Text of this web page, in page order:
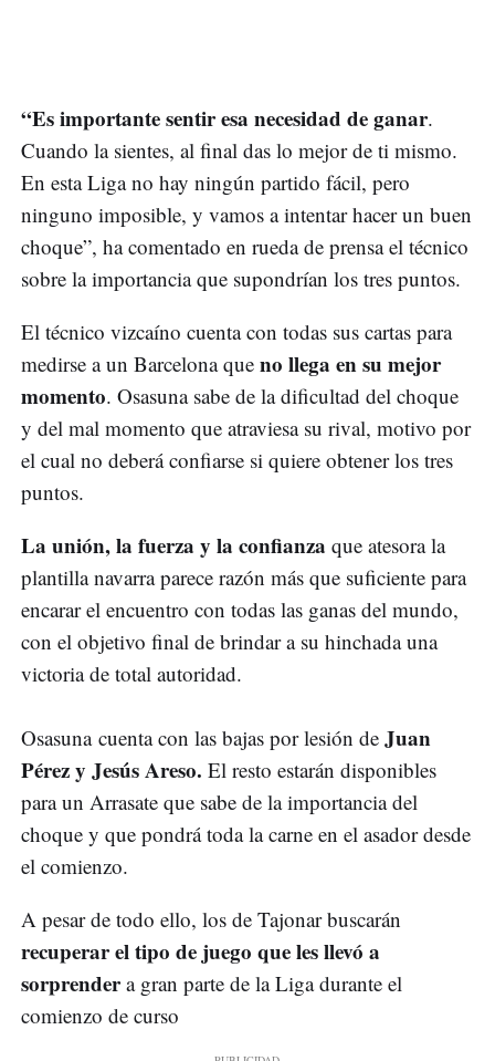
“Es importante sentir esa necesidad de ganar.
Cuando la sientes, al final das lo mejor de ti mismo.
En esta Liga no hay ningún partido fácil, pero
ninguno imposible, y vamos a intentar hacer un buen
choque”, ha comentado en rueda de prensa el técnico
sobre la importancia que supondrían los tres puntos.
El técnico vizcaíno cuenta con todas sus cartas para
medirse a un Barcelona que no llega en su mejor
momento. Osasuna sabe de la dificultad del choque
y del mal momento que atraviesa su rival, motivo por
el cual no deberá confiarse si quiere obtener los tres
puntos.
La unión, la fuerza y la confianza que atesora la
plantilla navarra parece razón más que suficiente para
encarar el encuentro con todas las ganas del mundo,
con el objetivo final de brindar a su hinchada una
victoria de total autoridad.
Osasuna cuenta con las bajas por lesión de Juan
Pérez y Jesús Areso. El resto estarán disponibles
para un Arrasate que sabe de la importancia del
choque y que pondrá toda la carne en el asador desde
el comienzo.
A pesar de todo ello, los de Tajonar buscarán
recuperar el tipo de juego que les llevó a
sorprendera gran parte de la Liga durante el
comienzo de curso